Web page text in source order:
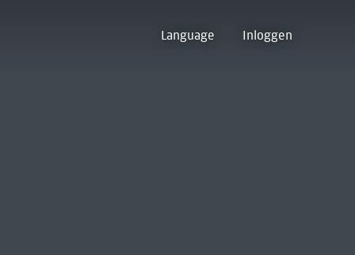
Language Inloggen